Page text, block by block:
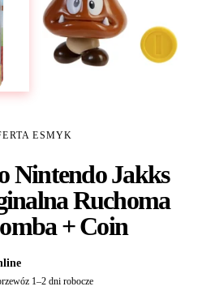
ESMYK
Nintendo Jakks
Ruchoma
+ Coin
1–2 dni robocze